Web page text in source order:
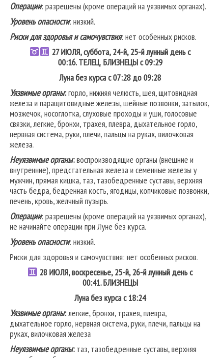
Операции: разрешены (кроме операций на уязвимых органах).
Уровень опасности: низкий.
Риски для здоровья и самочувствия: нет особенных рисков.
27ИЮЛЯ, суббота, 24-й, 25-й лунный день с
00:16.ТЕЛЕЦ,БЛИЗНЕЦЫс 09:29
Луна без курса с 07:28 до 09:28
Уязвимые органы:горло, нижняя челюсть, шея, щитовидная
железа и паращитовидные железы, шейные позвонки, затылок,
мозжечок, носоглотка, слуховые проходы и уши, голосовые
связки, легкие, бронхи, трахея, плевра, дыхательное горло,
нервная система, руки, плечи, пальцы на руках, вилочковая
железа.
Неуязвимые органы:воспроизводящие органы (внешние и
внутренние), предстательная железа и семенные железы у
мужчин, прямая кишка, таз, тазобедренные суставы, верхняя
часть бедра, бедренная кость, ягодицы, копчиковые позвонки,
печень, кровь, желчный пузырь.
Операции: разрешены (кроме операций на уязвимых органах),
не начинайте операции при Луне без курса.
Уровень опасности: низкий.
Риски для здоровья и самочувствия: нет особенных рисков.
28ИЮЛЯ, воскресенье, 25-й, 26-й лунный день с
00:41.БЛИЗНЕЦЫ
Луна без курса с 18:24
Уязвимые органы:легкие, бронхи, трахея, плевра,
дыхательное горло, нервная система, руки, плечи, пальцы на
руках, вилочковая железа
Неуязвимые органы: таз, тазобедренные суставы, верхняя